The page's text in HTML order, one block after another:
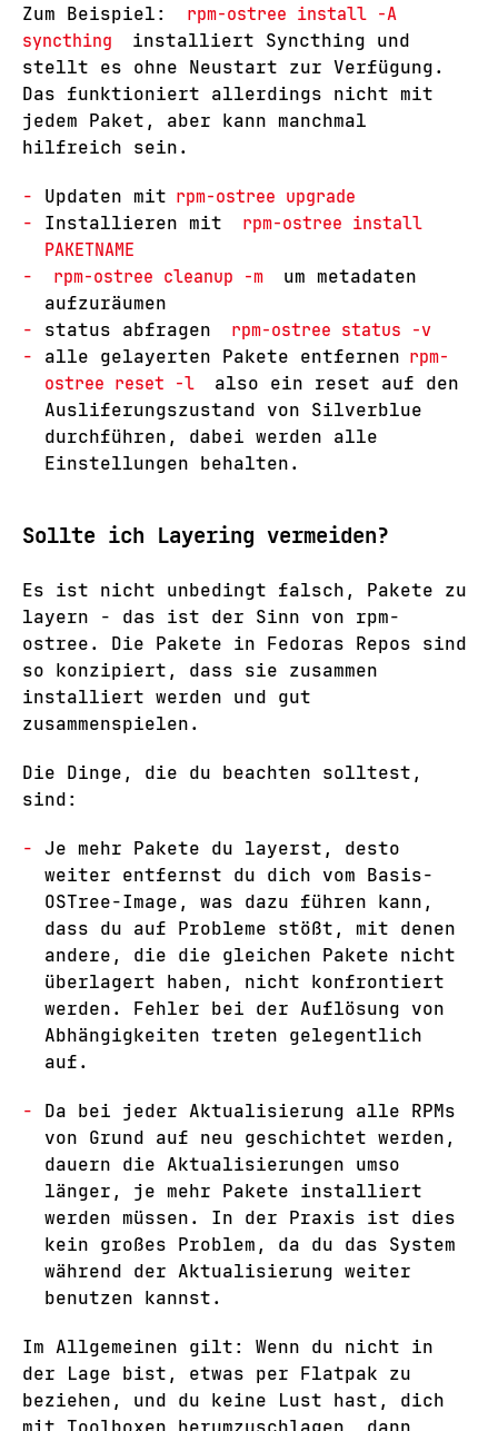
Zum Beispiel:
rpm-ostree install -A
syncthing
installiert Syncthing und
stellt es ohne Neustart zur Verfügung.
Das funktioniert allerdings nicht mit
jedem Paket, aber kann manchmal
hilfreich sein.
Updaten mit rpm-ostree upgrade
Installieren mit
rpm-ostree install
PAKETNAME
rpm-ostree cleanup -m
um metadaten
aufzuräumen
status abfragen
rpm-ostree status -v
alle gelayerten Pakete entfernen rpm-
ostree reset -l
also ein reset auf den
Ausliferungszustand von Silverblue
durchführen, dabei werden alle
Einstellungen behalten.
Sollte ich Layering vermeiden?
Es ist nicht unbedingt falsch, Pakete zu
layern - das ist der Sinn von rpm-
ostree. Die Pakete in Fedoras Repos sind
so konzipiert, dass sie zusammen
installiert werden und gut
zusammenspielen.
Die Dinge, die du beachten solltest,
sind:
Je mehr Pakete du layerst, desto
weiter entfernst du dich vom Basis-
OSTree-Image, was dazu führen kann,
dass du auf Probleme stößt, mit denen
andere, die die gleichen Pakete nicht
überlagert haben, nicht konfrontiert
werden. Fehler bei der Auflösung von
Abhängigkeiten treten gelegentlich
auf.
Da bei jeder Aktualisierung alle RPMs
von Grund auf neu geschichtet werden,
dauern die Aktualisierungen umso
länger, je mehr Pakete installiert
werden müssen. In der Praxis ist dies
kein großes Problem, da du das System
während der Aktualisierung weiter
benutzen kannst.
Im Allgemeinen gilt: Wenn du nicht in
der Lage bist, etwas per Flatpak zu
beziehen, und du keine Lust hast, dich